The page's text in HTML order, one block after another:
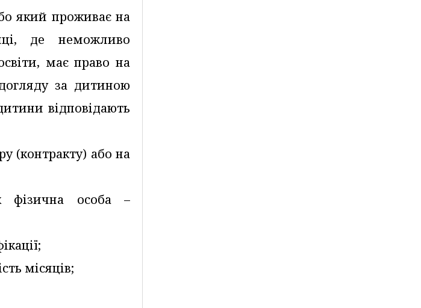
який проживає на
де неможливо
має право на
за дитиною
відповідають
(контракту) або на
фізична особа –
місяців;